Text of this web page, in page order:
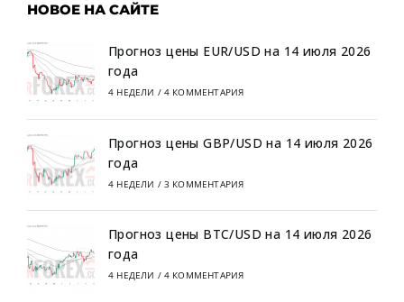
НОВОЕ НА САЙТЕ
Прогноз цены EUR/USD на 14 июля 2026
года
4 НЕДЕЛИ / 4 КОММЕНТАРИЯ
Прогноз цены GBP/USD на 14 июля 2026
года
4 НЕДЕЛИ / 3 КОММЕНТАРИЯ
Прогноз цены BTC/USD на 14 июля 2026
года
4 НЕДЕЛИ / 4 КОММЕНТАРИЯ